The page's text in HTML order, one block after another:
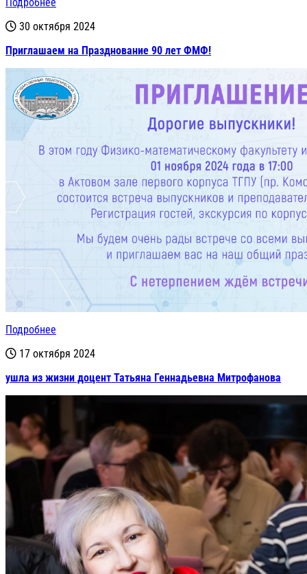
30 октября 2024
Приглашаем на Празднование 90 лет ФМФ!
Подробнее
17 октября 2024
ушла из жизни доцент Татьяна Геннадьевна Митрофанова